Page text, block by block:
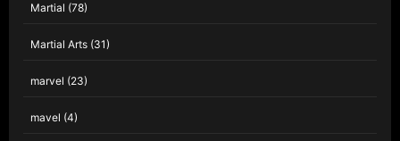
Martial (78)
Martial Arts (31)
marvel (23)
mavel (4)